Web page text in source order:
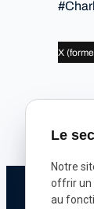
X
Le
Notre
offrir un
au